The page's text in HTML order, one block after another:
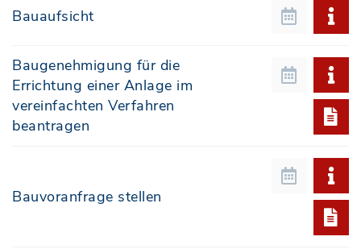
Bauaufsicht
Baugenehmigung für die
Errichtung einer Anlage im
vereinfachten Verfahren
beantragen
Bauvoranfrage stellen